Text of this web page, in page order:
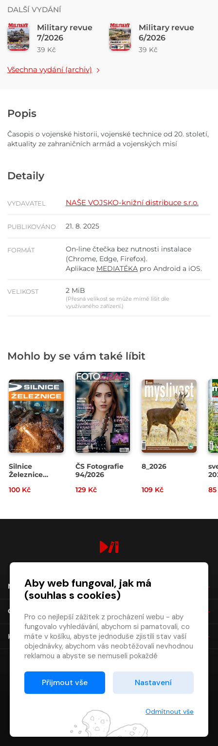
DALŠÍ VYDÁNÍ
Military revue
7/2026
39 Kč
Military revue
6/2026
39 Kč
Všechna vydání (archiv)
Popis
Časopis o vojenské historii, vojenské technice od 20. století,
aktuality ze zahraničních armád a vojenských misí
Detaily
VYDAVATEL NAŠE VOJSKO-knižní distribuce s.r.o.
PUBLIKOVÁNO 21. 8. 2025
FORMÁT
On-line čtečka bez nutnosti instalace
(Chrome, Edge, Firefox).
Aplikace MEDIATÉKA pro Android a iOS.
VELIKOST 2 MiB
(Přesná velikost se může mírně lišit dle
využívaného zařízení.)
Mohlo by se vám také líbit
Silnice
Železnice
100 Kč
ČS Fotografie
94/2026
129 Kč
8_2026
109 Kč
85
NÁKUP
O SPOLEČNOSTI
KONTAKT
Aby web fungoval, jak má
(souhlas s cookies)
Pro co nejlepší zážitek z procházení webu - aby
fungovalo vyhledávání, abychom si pamatovali, co
máte v košíku, abyste jednoduše zjistili stav vaší
objednávky, abychom vás neobtěžovali nevhodnou
reklamou a abyste se nemuseli pokaždé
Proto od vás potřebujeme souhlas se
zpracováním souborů cookies
Děkujeme, že nám ho dáte a pomůžete nám tak
Přijmout vše Nastavení
Odmítnout vše